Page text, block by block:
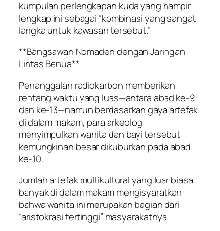
kumpulan perlengkapan kuda yang hampir
lengkap ini sebagai “kombinasi yang sangat
langka untuk kawasan tersebut.”
**Bangsawan Nomaden dengan Jaringan
Lintas Benua**
Penanggalan radiokarbon memberikan
rentang waktu yang luas—antara abad ke-9
dan ke-13—namun berdasarkan gaya artefak
di dalam makam, para arkeolog
menyimpulkan wanita dan bayi tersebut
kemungkinan besar dikuburkan pada abad
ke-10.
Jumlah artefak multikultural yang luar biasa
banyak di dalam makam mengisyaratkan
bahwa wanita ini merupakan bagian dari
“aristokrasi tertinggi” masyarakatnya.